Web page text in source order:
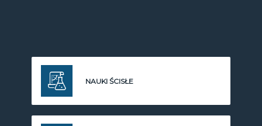
NAUKI ŚCISŁE